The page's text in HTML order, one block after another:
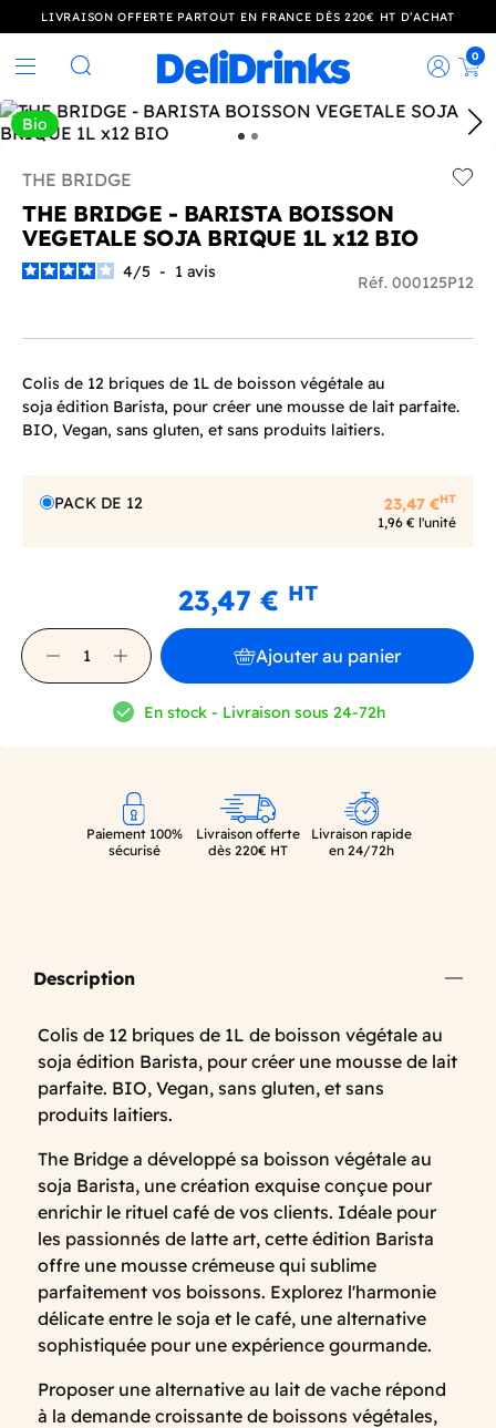
LIVRAISON OFFERTE PARTOUT EN FRANCE DÈS 220€ HT D’ACHAT
Rechercher
0
Bio
THE BRIDGE
THE BRIDGE - BARISTA BOISSON
VEGETALE SOJA BRIQUE 1L x12 BIO
4/5 - 1 avis
Réf. 000125P12
Colis de 12 briques de 1L de boisson végétale au
soja édition Barista, pour créer une mousse de lait parfaite.
BIO, Vegan, sans gluten, et sans produits laitiers.
PACK DE 12 23,47 €HT
1,96 € l'unité
23,47 € HT
Ajouter au panier
En stock - Livraison sous 24-72h
Paiement 100%
sécurisé
Livraison offerte
dès 220€ HT
Livraison rapide
en 24/72h
Description
Colis de 12 briques de 1L de boisson végétale au
soja édition Barista, pour créer une mousse de lait
parfaite. BIO, Vegan, sans gluten, et sans
produits laitiers.
The Bridge a développé sa boisson végétale au
soja Barista, une création exquise conçue pour
enrichir le rituel café de vos clients. Idéale pour
les passionnés de latte art, cette édition Barista
offre une mousse crémeuse qui sublime
parfaitement vos boissons. Explorez l'harmonie
délicate entre le soja et le café, une alternative
sophistiquée pour une expérience gourmande.
Proposer une alternative au lait de vache répond
à la demande croissante de boissons végétales,